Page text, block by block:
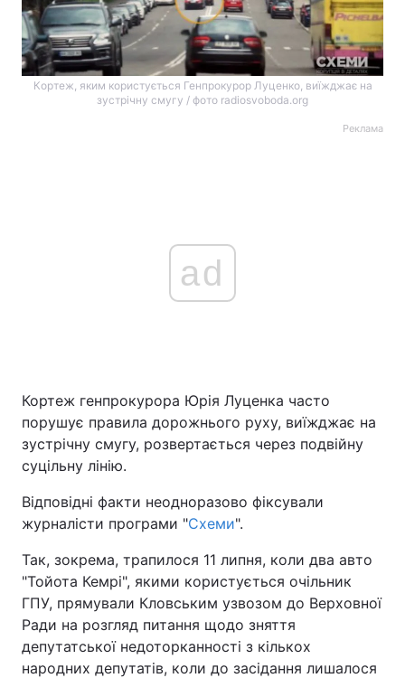
Кортеж, яким користується Генпрокурор Луценко, виїжджає на
зустрічну смугу / фото radiosvoboda.org
Реклама
ad
Кортеж генпрокурора Юрія Луценка часто
порушує правила дорожнього руху, виїжджає на
зустрічну смугу, розвертається через подвійну
суцільну лінію.
Відповідні факти неодноразово фіксували
журналісти програми "Схеми".
Так, зокрема, трапилося 11 липня, коли два авто
"Тойота Кемрі", якими користується очільник
ГПУ, прямували Кловським узвозом до Верховної
Ради на розгляд питання щодо зняття
депутатської недоторканності з кількох
народних депутатів, коли до засідання лишалося